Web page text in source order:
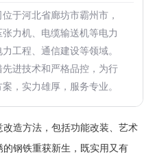
于河北省廊坊市霸州市，
力机、电缆输送机等电力
工程、通信建设等领域。
进技术和严格品控，为行
，实力雄厚，服务专业。
造方法，包括功能改装、艺术
钢铁重获新生，既实用又有